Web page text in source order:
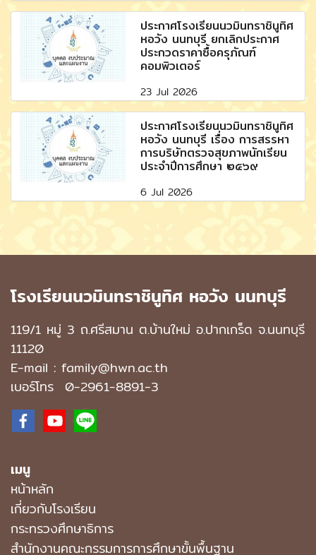
ประกาศโรงเรียนนวมินทราชินูทิศ
หอวัง นนทบุรี ยกเลิกประกาศ
ประกวดราคาซื้อครุภัณฑ์
คอมพิวเตอร์
23 Jul 2026
ประกาศโรงเรียนนวมินทราชินูทิศ
หอวัง นนทบุรี เรื่อง การสรรหา
การบริษัทตรวจสุขภาพนักเรียน
ประจำปีการศึกษา ๒๕๖๙
6 Jul 2026
โรงเรียนนวมินทราชินูทิศ หอวัง นนทบุรี
119/1 หมู่ 3 ถ.ศรีสมาน ต.บ้านใหม่ อ.ปากเกร็ด จ.นนทบุรี
11120
E-mail : family@hwn.ac.th
เบอร์โทร 0-2961-8891-3
เมนู
หน้าหลัก
เกี่ยวกับโรงเรียน
กระทรวงศึกษาธิการ
สำนักงานคณะกรรมการการศึกษาขั้นพื้นฐาน